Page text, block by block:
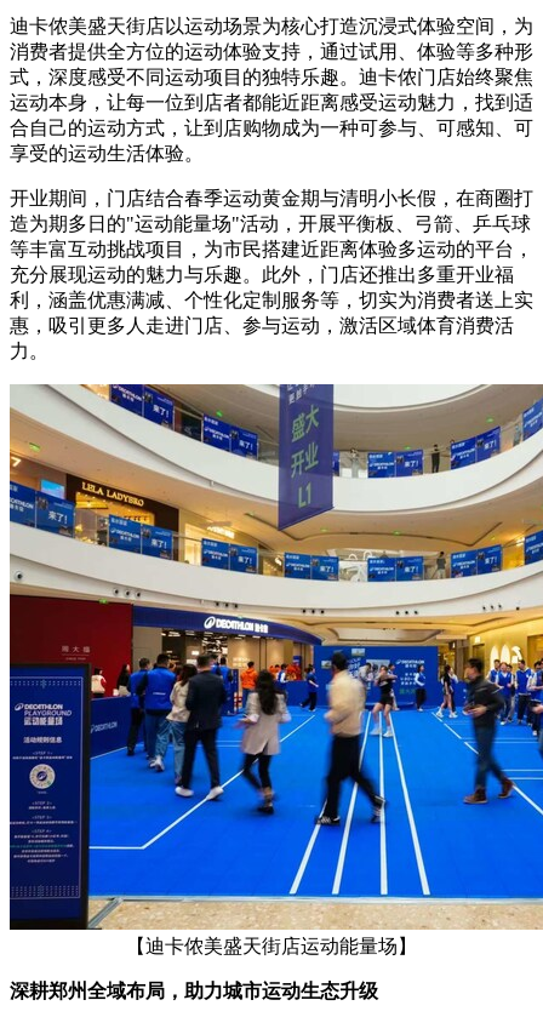
迪卡侬美盛天街店以运动场景为核心打造沉浸式体验空间，为
消费者提供全方位的运动体验支持，通过试用、体验等多种形
式，深度感受不同运动项目的独特乐趣。迪卡侬门店始终聚焦
运动本身，让每一位到店者都能近距离感受运动魅力，找到适
合自己的运动方式，让到店购物成为一种可参与、可感知、可
享受的运动生活体验。
开业期间，门店结合春季运动黄金期与清明小长假，在商圈打
造为期多日的"运动能量场"活动，开展平衡板、弓箭、乒乓球
等丰富互动挑战项目，为市民搭建近距离体验多运动的平台，
充分展现运动的魅力与乐趣。此外，门店还推出多重开业福
利，涵盖优惠满减、个性化定制服务等，切实为消费者送上实
惠，吸引更多人走进门店、参与运动，激活区域体育消费活
力。
【迪卡侬美盛天街店运动能量场】
深耕郑州全域布局，助力城市运动生态升级